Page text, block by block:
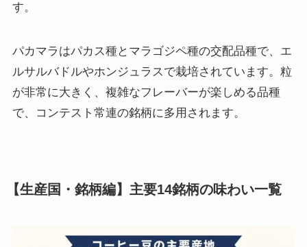
す。
パカマラはパカス種とマラゴジペ種の交配品種で、エ
ルサルバドルやホンジュラスで栽培されています。粒
が非常に大きく、複雑なフレーバーが楽しめる品種
で、コンテスト常連の銘柄に多用されます。
【生産国・銘柄編】主要14銘柄の味わい一覧